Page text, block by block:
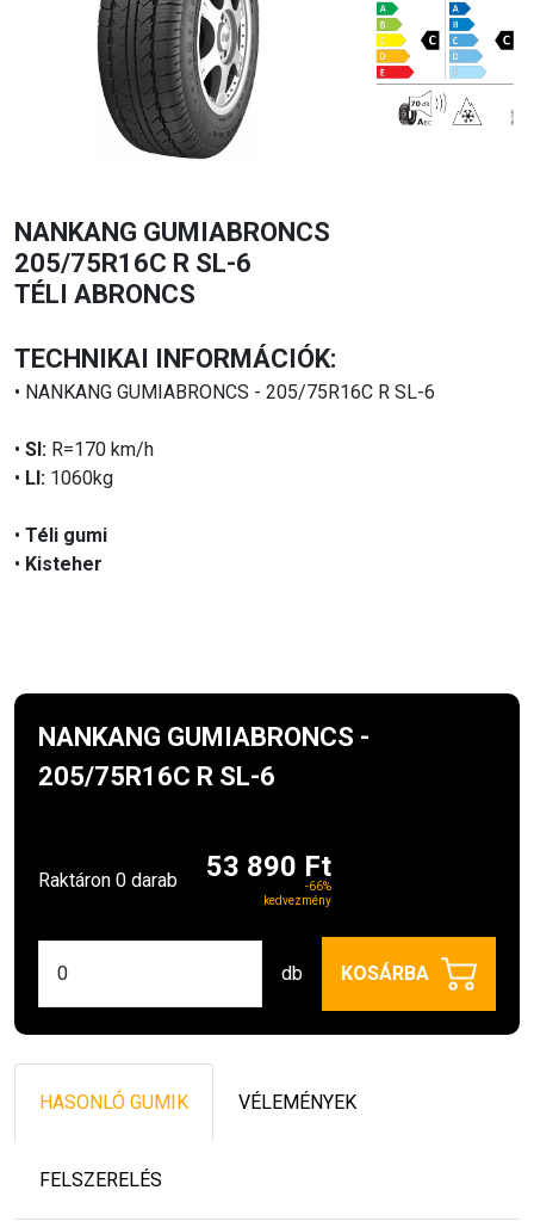
NANKANG GUMIABRONCS
205/75R16C R SL-6
TÉLI ABRONCS
TECHNIKAI INFORMÁCIÓK:
• NANKANG GUMIABRONCS - 205/75R16C R SL-6
• SI: R=170 km/h
• LI: 1060kg
• Téli gumi
• Kisteher
NANKANG GUMIABRONCS -
205/75R16C R SL-6
Raktáron 0 darab 53 890 Ft
-66%
kedvezmény
db KOSÁRBA
HASONLÓ GUMIK VÉLEMÉNYEK
FELSZERELÉS